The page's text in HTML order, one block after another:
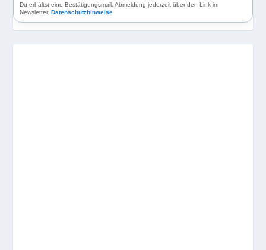
Du erhältst eine Bestätigungsmail. Abmeldung jederzeit über den Link im
Newsletter.Datenschutzhinweise